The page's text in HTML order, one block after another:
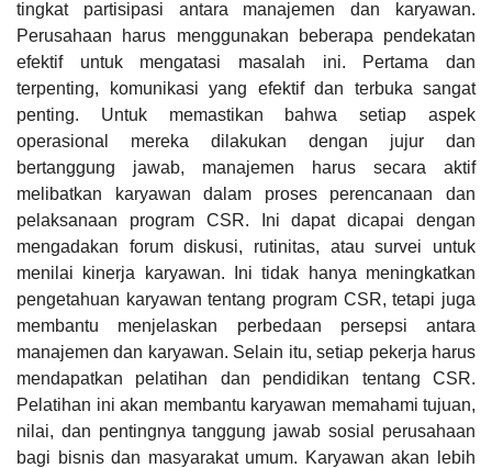
tingkat partisipasi antara manajemen dan karyawan.
Perusahaan harus menggunakan beberapa pendekatan
efektif untuk mengatasi masalah ini. Pertama dan
terpenting, komunikasi yang efektif dan terbuka sangat
penting. Untuk memastikan bahwa setiap aspek
operasional mereka dilakukan dengan jujur dan
bertanggung jawab, manajemen harus secara aktif
melibatkan karyawan dalam proses perencanaan dan
pelaksanaan program CSR. Ini dapat dicapai dengan
mengadakan forum diskusi, rutinitas, atau survei untuk
menilai kinerja karyawan. Ini tidak hanya meningkatkan
pengetahuan karyawan tentang program CSR, tetapi juga
membantu menjelaskan perbedaan persepsi antara
manajemen dan karyawan. Selain itu, setiap pekerja harus
mendapatkan pelatihan dan pendidikan tentang CSR.
Pelatihan ini akan membantu karyawan memahami tujuan,
nilai, dan pentingnya tanggung jawab sosial perusahaan
bagi bisnis dan masyarakat umum. Karyawan akan lebih